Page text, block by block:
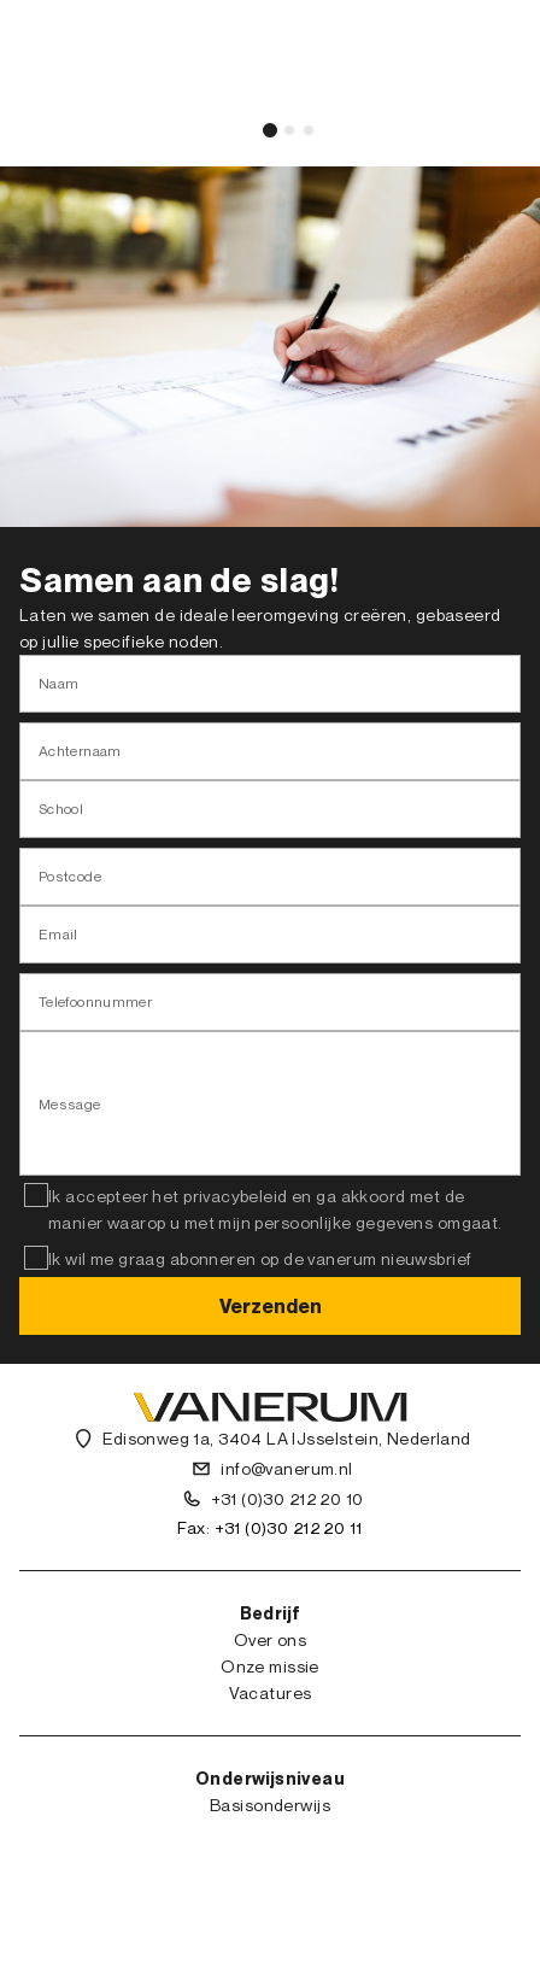
Samen aan de slag!
Laten we samen de ideale leeromgeving creëren, gebaseerd
op jullie specifieke noden.
Naam
Achternaam
School
Postcode
Email
Telefoonnummer
Message
Ik accepteer het privacybeleid en ga akkoord met de
manier waarop u met mijn persoonlijke gegevens omgaat.
Ik wil me graag abonneren op de vanerum nieuwsbrief
Edisonweg 1a, 3404 LA IJsselstein, Nederland
info@vanerum.nl
+31 (0)30 212 20 10
Fax: +31 (0)30 212 20 11
Bedrijf
Over ons
Onze missie
Vacatures
Onderwijsniveau
Basisonderwijs